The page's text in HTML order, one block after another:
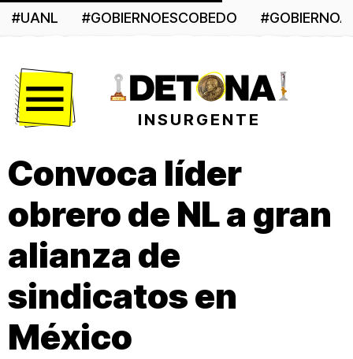
#UANL #GOBIERNOESCOBEDO
INSURGENTE
Convoca líder
obrero de NL a gran
alianza de
sindicatos en
México